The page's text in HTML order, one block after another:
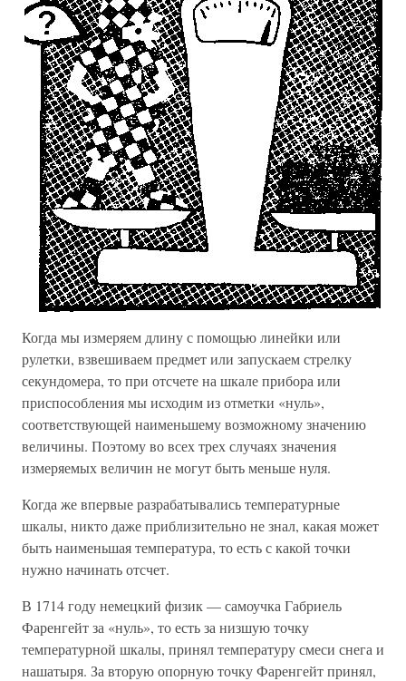
Когда мы измеряем длину с помощью линейки или
рулетки, взвешиваем предмет или запускаем стрелку
секундомера, то при отсчете на шкале прибора или
приспособления мы исходим из отметки «нуль»,
соответствующей наименьшему возможному значению
величины. Поэтому во всех трех случаях значения
измеряемых величин не могут быть меньше нуля.
Когда же впервые разрабатывались температурные
шкалы, никто даже приблизительно не знал, какая может
быть наименьшая температура, то есть с какой точки
нужно начинать отсчет.
В 1714 году немецкий физик — самоучка Габриель
Фаренгейт за «нуль», то есть за низшую точку
температурной шкалы, принял температуру смеси снега и
нашатыря. За вторую опорную точку Фаренгейт принял,